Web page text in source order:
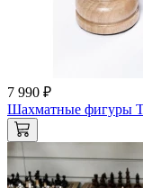
7 990 ₽
Шахматные фигуры